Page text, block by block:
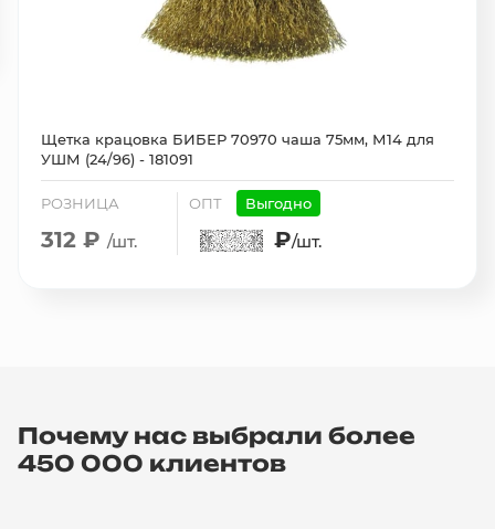
Щетка крацовка БИБЕР 70970 чаша 75мм, М14 для
УШМ (24/96) - 181091
РОЗНИЦА
312 ₽ /шт.
ОПТ Выгодно
₽/шт.
Почему нас выбрали более
450 000 клиентов